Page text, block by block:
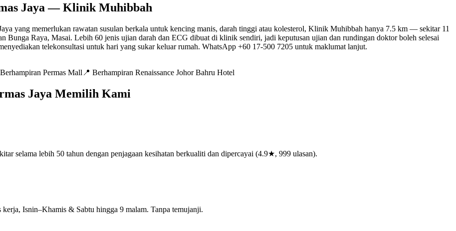
Jaya — Klinik Muhibbah
yang memerlukan rawatan susulan berkala untuk kencing manis, darah tinggi atau kolesterol, Klinik Muhibbah hanya 7.5 km — sekitar 11
Raya, Masai. Lebih 60 jenis ujian darah dan ECG dibuat di klinik sendiri, jadi keputusan ujian dan rundingan doktor boleh selesai
telekonsultasi untuk hari yang sukar keluar rumah. WhatsApp +60 17-500 7205 untuk maklumat lanjut.
Berhampiran Permas Mall 📍 Berhampiran Renaissance Johor Bahru Hotel
Jaya Memilih Kami
selama lebih 50 tahun dengan penjagaan kesihatan berkualiti dan dipercayai (4.9★, 999 ulasan).
Isnin–Khamis & Sabtu hingga 9 malam. Tanpa temujanji.